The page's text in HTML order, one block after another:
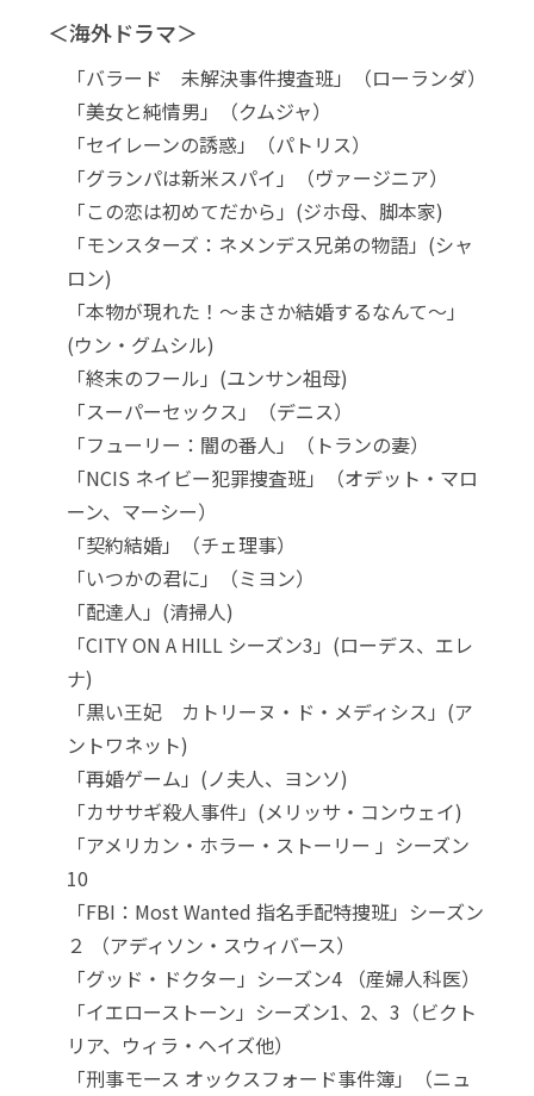
＜海外ドラマ＞
「バラード 未解決事件捜査班」（ローランダ）
「美女と純情男」（クムジャ）
「セイレーンの誘惑」（パトリス）
「グランパは新米スパイ」（ヴァージニア）
「この恋は初めてだから」(ジホ母、脚本家)
「モンスターズ：ネメンデス兄弟の物語」(シャ
ロン)
「本物が現れた！〜まさか結婚するなんて〜」
(ウン・グムシル)
「終末のフール」(ユンサン祖母)
「スーパーセックス」（デニス）
「フューリー：闇の番人」（トランの妻）
「NCIS ネイビー犯罪捜査班」（オデット・マロ
ーン、マーシー）
「契約結婚」（チェ理事）
「いつかの君に」（ミヨン）
「配達人」(清掃人)
「CITY ON A HILL シーズン3」(ローデス、エレ
ナ)
「黒い王妃 カトリーヌ・ド・メディシス」(ア
ントワネット)
「再婚ゲーム」(ノ夫人、ヨンソ)
「カササギ殺人事件」(メリッサ・コンウェイ)
「アメリカン・ホラー・ストーリー 」シーズン
10
「FBI：Most Wanted 指名手配特捜班」シーズン
２ （アディソン・スウィバース）
「グッド・ドクター」シーズン4 （産婦人科医）
「イエローストーン」シーズン1、2、3（ビクト
リア、ウィラ・ヘイズ他）
「刑事モース オックスフォード事件簿」（ニュ